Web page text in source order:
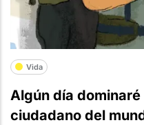
Vida
Algún día
ciudadano del